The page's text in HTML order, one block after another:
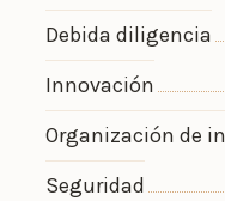
Debida diligencia
Innovación
Organización de
Seguridad